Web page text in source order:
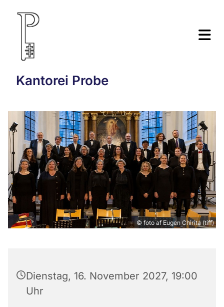
Kantorei Probe
© foto af Eugen Chirita (tiff)
Dienstag, 16. November 2027, 19:00
Uhr